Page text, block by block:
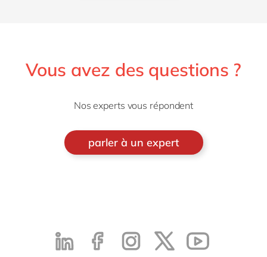
Vous avez des questions ?
Nos experts vous répondent
parler à un expert